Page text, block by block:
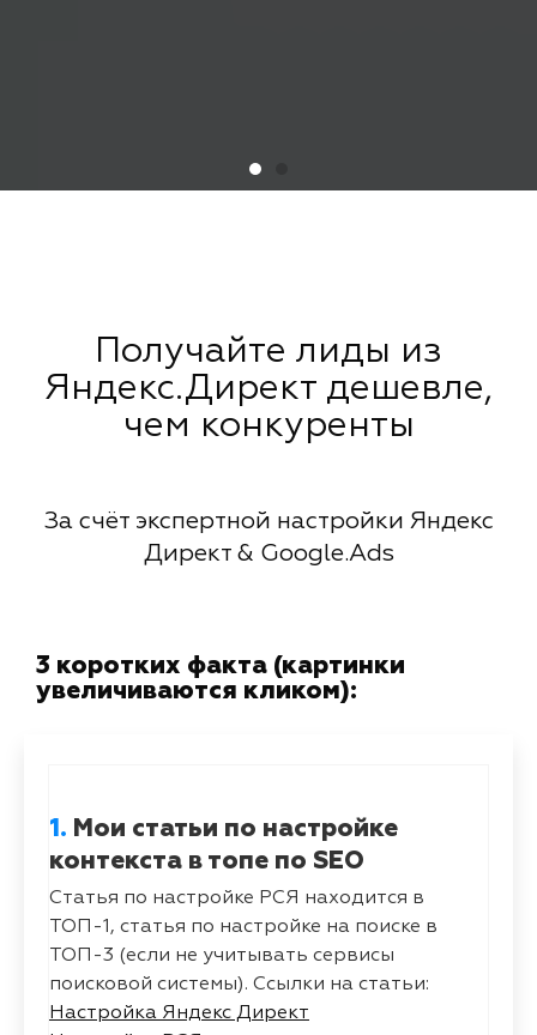
Получайте лиды из
Яндекс.Директ дешевле,
чем конкуренты
За счёт экспертной настройки Яндекс
Директ & Google.Ads
3 коротких факта (картинки
увеличиваются кликом):
1. Мои статьи по настройке
контекста в топе по SEO
Статья по настройке РСЯ находится в
ТОП-1, статья по настройке на поиске в
ТОП-3 (если не учитывать сервисы
поисковой системы). Ссылки на статьи:
Настройка Яндекс Директ